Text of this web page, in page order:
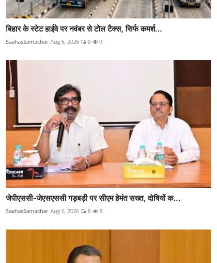
बिहार के स्टेट हाईवे पर नवंबर से टोल टैक्स, सिर्फ कमर्श...
SaahasSamachar Aug 6, 2026 0 9
जेपीएससी-जेएसएससी गड़बड़ी पर सीएम हेमंत सख्त, दोषियों क...
SaahasSamachar Aug 6, 2026 0 9